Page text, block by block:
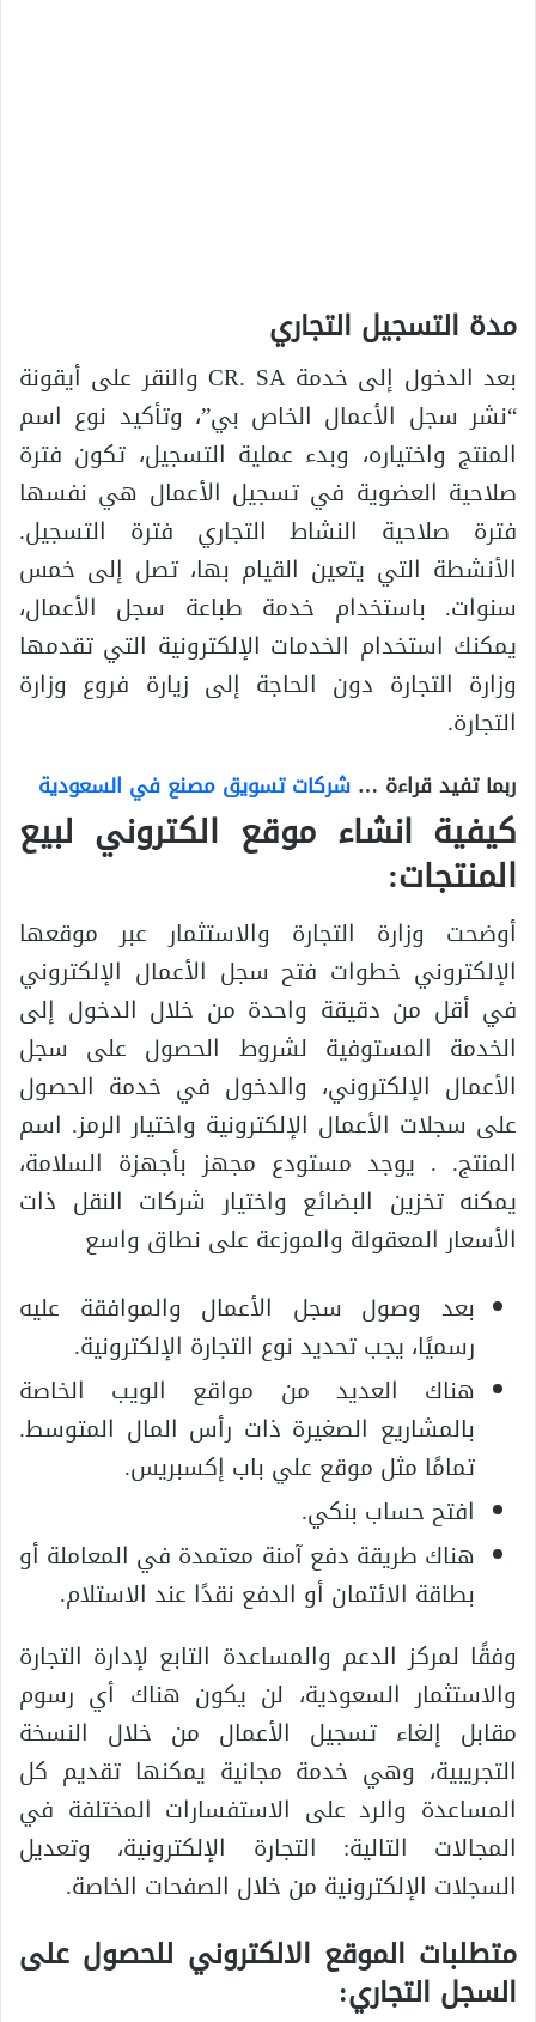
مدة التسجيل التجاري
بعد الدخول إلى خدمة CR. SA والنقر على أيقونة
“نشر سجل الأعمال الخاص بي”، وتأكيد نوع اسم
المنتج واختياره، وبدء عملية التسجيل، تكون فترة
صلاحية العضوية في تسجيل الأعمال هي نفسها
فترة صلاحية النشاط التجاري فترة التسجيل.
الأنشطة التي يتعين القيام بها، تصل إلى خمس
سنوات. باستخدام خدمة طباعة سجل الأعمال،
يمكنك استخدام الخدمات الإلكترونية التي تقدمها
وزارة التجارة دون الحاجة إلى زيارة فروع وزارة
التجارة.
ربما تفيد قراءة … شركات تسويق مصنع في السعودية
كيفية انشاء موقع الكتروني لبيع
المنتجات:
أوضحت وزارة التجارة والاستثمار عبر موقعها
الإلكتروني خطوات فتح سجل الأعمال الإلكتروني
في أقل من دقيقة واحدة من خلال الدخول إلى
الخدمة المستوفية لشروط الحصول على سجل
الأعمال الإلكتروني، والدخول في خدمة الحصول
على سجلات الأعمال الإلكترونية واختيار الرمز. اسم
المنتج. . يوجد مستودع مجهز بأجهزة السلامة،
يمكنه تخزين البضائع واختيار شركات النقل ذات
الأسعار المعقولة والموزعة على نطاق واسع
بعد وصول سجل الأعمال والموافقة عليه
رسميًا، يجب تحديد نوع التجارة الإلكترونية.
هناك العديد من مواقع الويب الخاصة
بالمشاريع الصغيرة ذات رأس المال المتوسط.
تمامًا مثل موقع علي باب إكسبريس.
افتح حساب بنكي.
هناك طريقة دفع آمنة معتمدة في المعاملة أو
بطاقة الائتمان أو الدفع نقدًا عند الاستلام.
وفقًا لمركز الدعم والمساعدة التابع لإدارة التجارة
والاستثمار السعودية، لن يكون هناك أي رسوم
مقابل إلغاء تسجيل الأعمال من خلال النسخة
التجريبية، وهي خدمة مجانية يمكنها تقديم كل
المساعدة والرد على الاستفسارات المختلفة في
المجالات التالية: التجارة الإلكترونية، وتعديل
السجلات الإلكترونية من خلال الصفحات الخاصة.
متطلبات الموقع الالكتروني للحصول على
السجل التجاري: